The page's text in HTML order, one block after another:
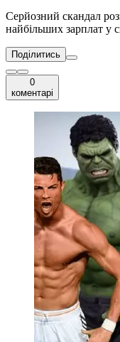
Серйозний скандал
найбільших зарплат у
Поділитись
0
коментарі